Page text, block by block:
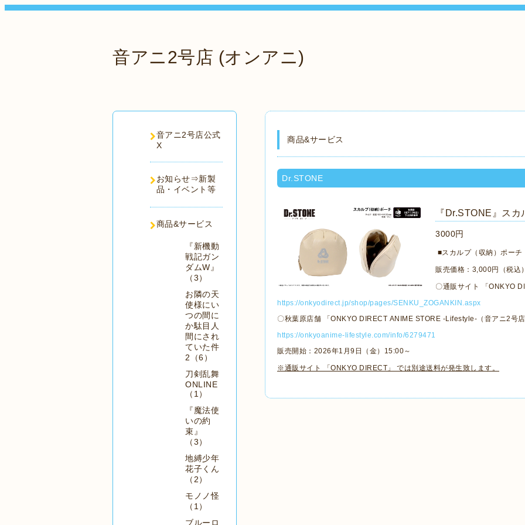
音アニ2号店 (オンアニ)
商品&サービス
Dr.STONE
『Dr.STONE』ス
3000円
■スカルプ（収納）ポーチ
販売価格： 3 000円（税込）
〇通販サイト 「ONKYO
https://onkyodirect.jp/shop/pages/SENKU_ZOGANKIN.aspx
〇秋葉原店舗 「ONKYO DIRECT ANIME STORE -Lifestyle-（音アニ2号店
https://onkyoanime-lifestyle.com/info/6279471
販売開始：2026年1 月9 日（金）15:00～
※通販サイト 「ONKYO DIRECT」 では別途送料が発生致します。
音アニ2号店公式
X
お知らせ⇒新製
品・イベント等
商品&サービス
『新機動
戦記ガン
ダムW』
（3）
お隣の天
使様にい
つの間に
か駄目人
間にされ
ていた件
2（6）
刀剣乱舞
ONLINE
（1）
『魔法使
いの約
束』
（3）
地縛少年
花子くん
（2）
モノノ怪
（1）
ブルーロ